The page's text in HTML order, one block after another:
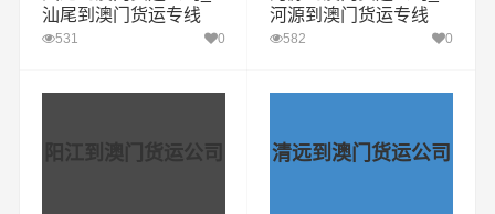
汕尾到澳门货运专线
531 0
河源到澳门货运专线
582 0
阳江到澳门货运公司 清远到澳门货运公司